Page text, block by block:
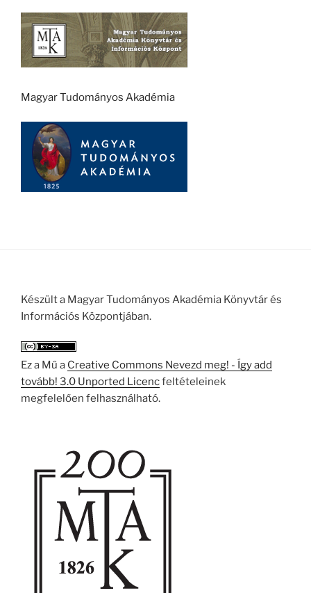
Magyar Tudományos Akadémia
Készült a Magyar Tudományos Akadémia Könyvtár és
Információs Központjában.
Ez a Mű a Creative Commons Nevezd meg! - Így add
tovább! 3.0 Unported Licencfeltételeinek
megfelelően felhasználható.